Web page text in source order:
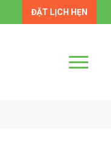
ĐẶT LỊCH HẸN